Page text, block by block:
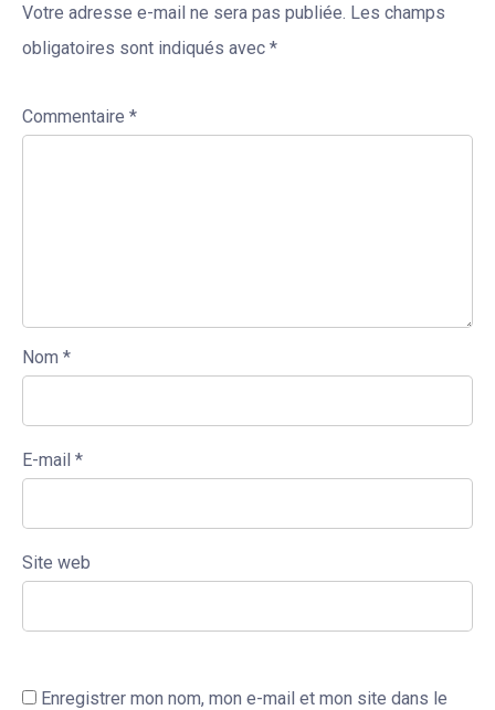
Votre adresse e-mail ne sera pas publiée. Les champs
obligatoires sont indiqués avec *
Commentaire *
Nom *
E-mail *
Site web
Enregistrer mon nom, mon e-mail et mon site dans le